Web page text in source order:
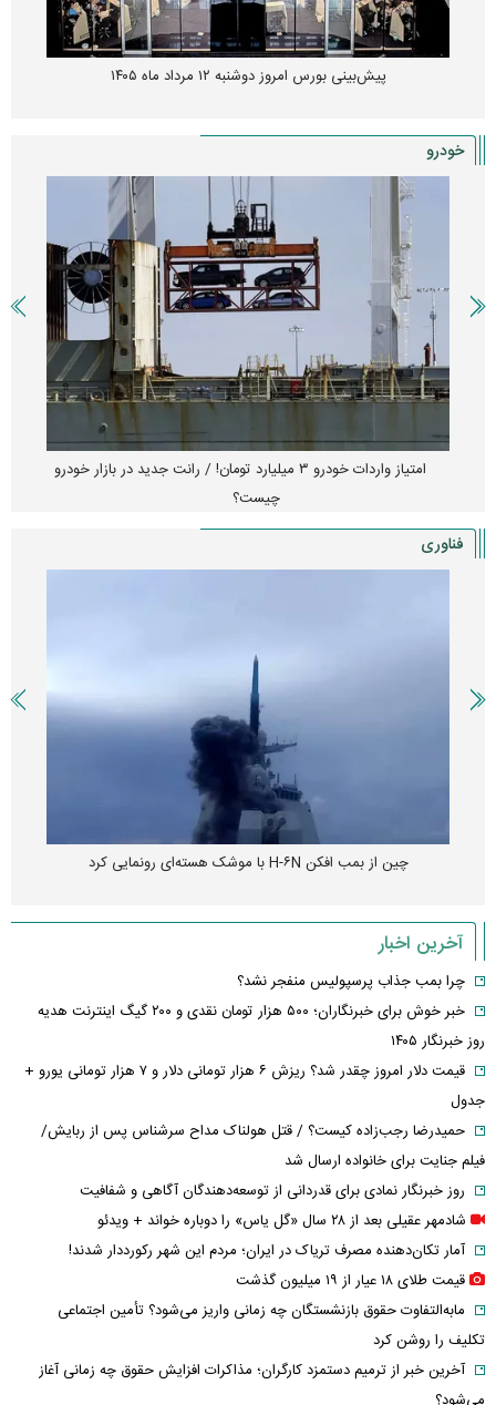
پیش‌بینی بورس امروز دوشنبه ۱۲ مرداد ماه ۱۴۰۵
خودرو
امتیاز واردات خودرو ۳ میلیارد تومان! / رانت جدید در بازار خودرو
چیست؟
فناوری
چین از بمب افکن H-۶N با موشک هسته‌ای رونمایی کرد
آخرین اخبار
چرا بمب جذاب پرسپولیس منفجر نشد؟
خبر خوش برای خبرنگاران؛ ۵۰۰ هزار تومان نقدی و ۲۰۰ گیگ اینترنت هدیه
روز خبرنگار ۱۴۰۵
قیمت دلار امروز چقدر شد؟ ریزش ۶ هزار تومانی دلار و ۷ هزار تومانی یورو +
جدول
حمیدرضا رجب‌زاده کیست؟ / قتل هولناک مداح سرشناس پس از ربایش/
فیلم جنایت برای خانواده ارسال شد
روز خبرنگار نمادی برای قدردانی از توسعه‌دهندگان آگاهی و شفافیت
شادمهر عقیلی بعد از ۲۸ سال «گل یاس» را دوباره خواند + ویدئو
آمار تکان‌دهنده مصرف تریاک در ایران؛ مردم این شهر رکورددار شدند!
قیمت طلای ۱۸ عیار از ۱۹ میلیون گذشت
مابه‌التفاوت حقوق بازنشستگان چه زمانی واریز می‌شود؟ تأمین اجتماعی
تکلیف را روشن کرد
آخرین خبر از ترمیم دستمزد کارگران؛ مذاکرات افزایش حقوق چه زمانی آغاز